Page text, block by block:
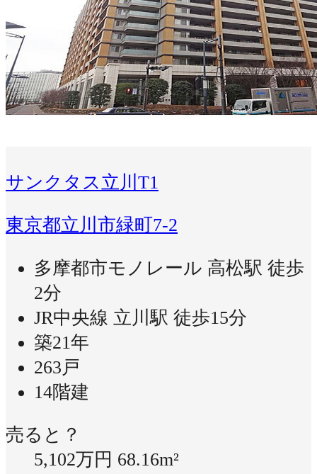
サンクタス立川T1
東京都立川市緑町7-2
多摩都市モノレール 高松駅 徒歩
2分
JR中央線 立川駅 徒歩15分
築21年
263戸
14階建
売ると？
5,102万円 68.16m²